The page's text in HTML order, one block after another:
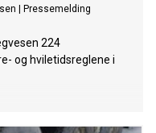
Pressemelding
224
og hviletidsreglene i